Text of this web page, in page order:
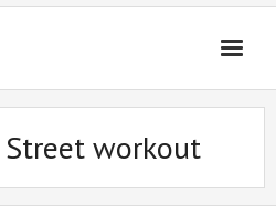
Street workout